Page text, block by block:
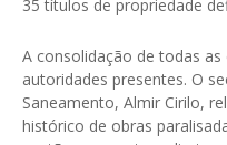
35 títulos de propriedade
A consolidação de todas
autoridades presentes. O
Saneamento, Almir Cirilo,
histórico de obras